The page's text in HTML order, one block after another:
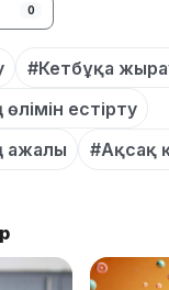
0
#Кетбұқа
естірту
ажалы
#Ақсақ